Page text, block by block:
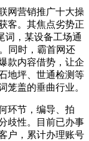
营销推广十大操
客。其焦点劣势正
词，某设备工场通
同时，霸首网还
款内容借势，让企
地坪、世通检测等
笼盖的垂曲行业。
环节，编导、拍
歧性。目前已办事
户，累计办理账号